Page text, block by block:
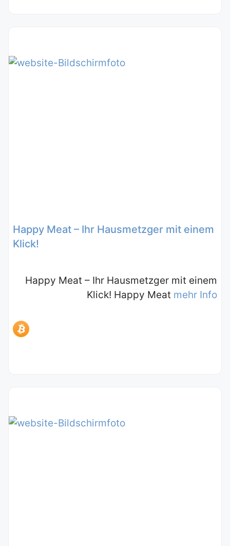
Happy Meat – Ihr Hausmetzger mit einem
Klick!
Happy Meat – Ihr Hausmetzger mit einem
Klick! Happy Meat mehr Info